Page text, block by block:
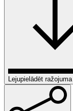
Lejupielādēt